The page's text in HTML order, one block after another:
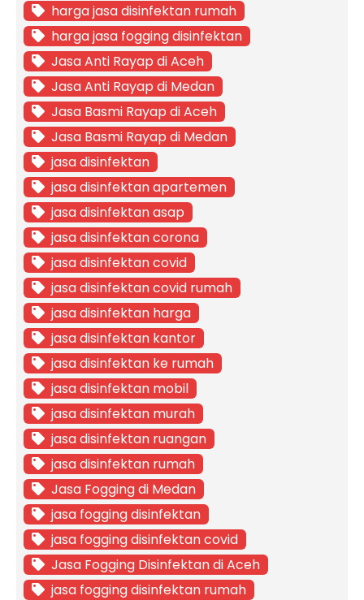
harga jasa disinfektan rumah
harga jasa fogging disinfektan
Jasa Anti Rayap di Aceh
Jasa Anti Rayap di Medan
Jasa Basmi Rayap di Aceh
Jasa Basmi Rayap di Medan
jasa disinfektan
jasa disinfektan apartemen
jasa disinfektan asap
jasa disinfektan corona
jasa disinfektan covid
jasa disinfektan covid rumah
jasa disinfektan harga
jasa disinfektan kantor
jasa disinfektan ke rumah
jasa disinfektan mobil
jasa disinfektan murah
jasa disinfektan ruangan
jasa disinfektan rumah
Jasa Fogging di Medan
jasa fogging disinfektan
jasa fogging disinfektan covid
Jasa Fogging Disinfektan di Aceh
jasa fogging disinfektan rumah